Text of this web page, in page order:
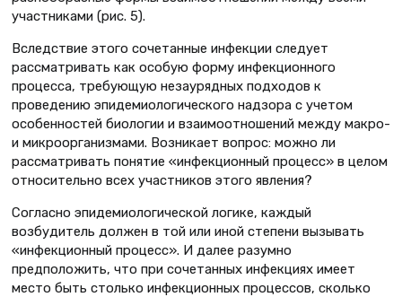
участниками (рис. 5).
Вследствие этого сочетанные инфекции следует
рассматривать как особую форму инфекционного
процесса, требующую незаурядных подходов к
проведению эпидемиологического надзора с учетом
особенностей биологии и взаимоотношений между макро-
и микроорганизмами. Возникает вопрос: можно ли
рассматривать понятие «инфекционный процесс» в целом
относительно всех участников этого явления?
Согласно эпидемиологической логике, каждый
возбудитель должен в той или иной степени вызывать
«инфекционный процесс». И далее разумно
предположить, что при сочетанных инфекциях имеет
место быть столько инфекционных процессов, сколько